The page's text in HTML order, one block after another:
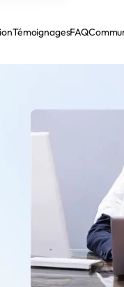
TémoignagesFAQ